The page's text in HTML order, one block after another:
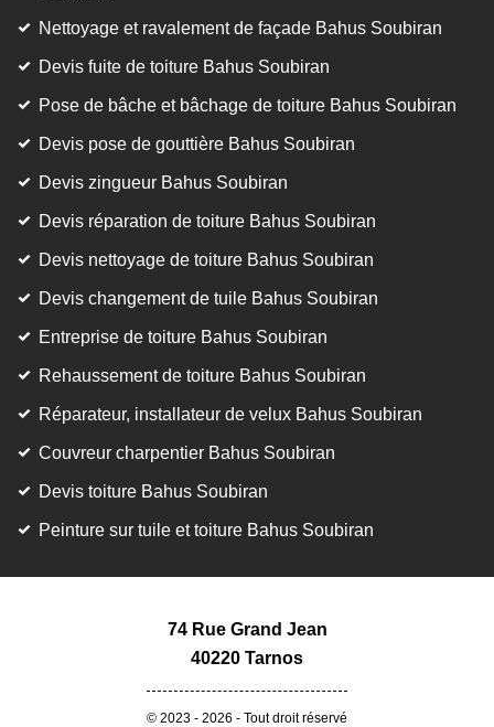
Nettoyage et ravalement de façade Bahus Soubiran
Devis fuite de toiture Bahus Soubiran
Pose de bâche et bâchage de toiture Bahus Soubiran
Devis pose de gouttière Bahus Soubiran
Devis zingueur Bahus Soubiran
Devis réparation de toiture Bahus Soubiran
Devis nettoyage de toiture Bahus Soubiran
Devis changement de tuile Bahus Soubiran
Entreprise de toiture Bahus Soubiran
Rehaussement de toiture Bahus Soubiran
Réparateur, installateur de velux Bahus Soubiran
Couvreur charpentier Bahus Soubiran
Devis toiture Bahus Soubiran
Peinture sur tuile et toiture Bahus Soubiran
74 Rue Grand Jean
40220 Tarnos
© 2023 - 2026 - Tout droit réservé